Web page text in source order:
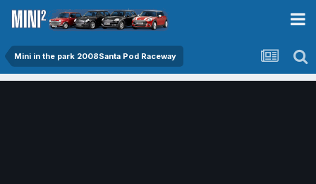
Mini in the park 2008Santa Pod Raceway